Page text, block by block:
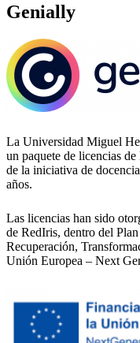
Genially
La Universidad Miguel
un paquete de licencias
de la iniciativa de
años.
Las licencias han sido
de RedIris, dentro del
Recuperación,
Unión Europea – Next